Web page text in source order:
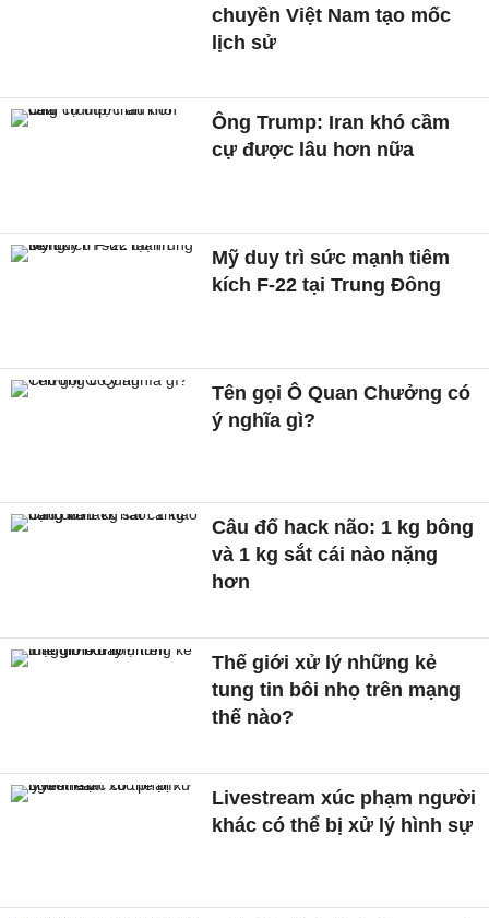
chuyền Việt Nam tạo mốc
lịch sử
Ông Trump: Iran khó cầm
cự được lâu hơn nữa
Mỹ duy trì sức mạnh tiêm
kích F-22 tại Trung Đông
Tên gọi Ô Quan Chưởng có
ý nghĩa gì?
Câu đố hack não: 1 kg bông
và 1 kg sắt cái nào nặng
hơn
Thế giới xử lý những kẻ
tung tin bôi nhọ trên mạng
thế nào?
Livestream xúc phạm người
khác có thể bị xử lý hình sự